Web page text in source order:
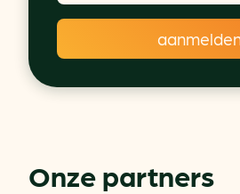
Onze partners